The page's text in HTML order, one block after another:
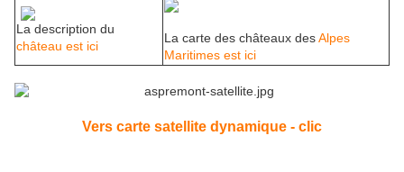
La description du
château est ici
La carte des châteaux desAlpes
Maritimes est ici
Vers carte satellite dynamique - clic